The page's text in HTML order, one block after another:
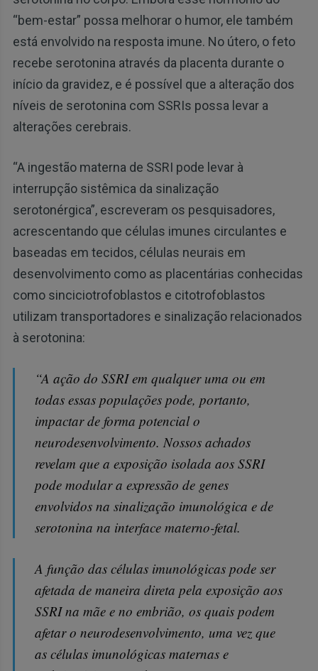
“bem-estar” possa melhorar o humor, ele também
está envolvido na resposta imune. No útero, o feto
recebe serotonina através da placenta durante o
início da gravidez, e é possível que a alteração dos
níveis de serotonina com SSRIs possa levar a
alterações cerebrais.
“A ingestão materna de SSRI pode levar à
interrupção sistêmica da sinalização
serotonérgica”, escreveram os pesquisadores,
acrescentando que células imunes circulantes e
baseadas em tecidos, células neurais em
desenvolvimento como as placentárias conhecidas
como sinciciotrofoblastos e citotrofoblastos
utilizam transportadores e sinalização relacionados
à serotonina:
“A ação do SSRI em qualquer uma ou em
todas essas populações pode, portanto,
impactar de forma potencial o
neurodesenvolvimento. Nossos achados
revelam que a exposição isolada aos SSRI
pode modular a expressão de genes
envolvidos na sinalização imunológica e de
serotonina na interface materno-fetal.
A função das células imunológicas pode ser
afetada de maneira direta pela exposição aos
SSRI na mãe e no embrião, os quais podem
afetar o neurodesenvolvimento, uma vez que
as células imunológicas maternas e